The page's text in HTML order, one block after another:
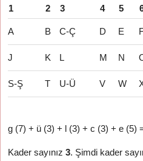
1 2 3 4 5
A B C-Ç D E
J K L M N
S-Ş T U-Ü V W
g (7) + ü (3) + l (3) + c (3) + e (5)
Kader sayınız3. Şimdi kader